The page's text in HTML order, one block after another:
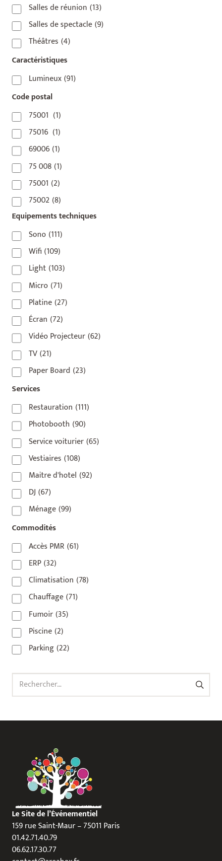
Salles de réunion (13)
Salles de spectacle(9)
Théâtres (4)
Caractéristiques
Lumineux(91)
Code postal
75001 (1)
75016 (1)
69006(1)
75 008(1)
75001 (2)
75002 (8)
75003(1)
75004(2)
75006 (5)
75007(7)
75008 (17)
75009(5)
75010 (9)
75011 (17)
75012(8)
75013(2)
75014
75015 (3)
75016(14)
75017(2)
75018(7)
75019(4)
75020
92110(1)
92800(1)
93
(1)
93 420(1)
93100(1)
93200
93500 (1)
Equipements techniques
Sono (111)
Wifi(109)
Light(103)
Micro (71)
Platine(27)
Écran (72)
Vidéo Projecteur(62)
TV(21)
Paper Board (23)
Services
Restauration (111)
Photobooth (90)
Service voiturier(65)
Vestiaires (108)
Maitre d'hotel (92)
DJ(67)
Ménage(99)
Commodités
Accès PMR (61)
ERP(32)
Climatisation (78)
Chauffage(71)
Fumoir(35)
Piscine(2)
Parking(22)
Rechercher :
Le Site de l’Événementiel
159 rue Saint-Maur – 75011 Paris
01.42.71.40.79
06.62.17.30.77